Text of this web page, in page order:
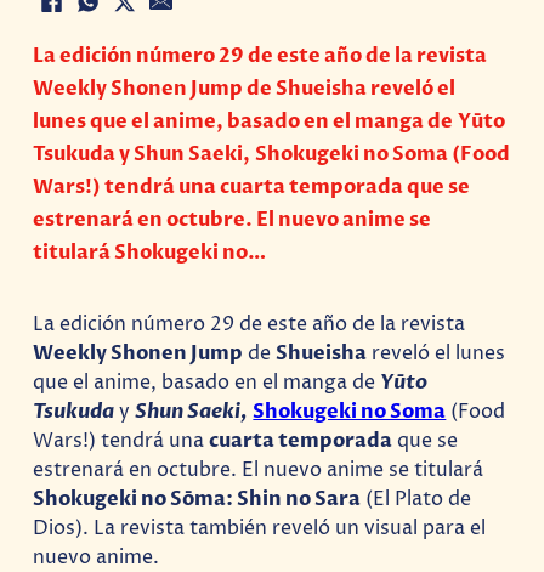
La edición número 29 de este año de la revista
Weekly Shonen Jump de Shueisha reveló el
lunes que el anime, basado en el manga de Yūto
Tsukuda y Shun Saeki, Shokugeki no Soma (Food
Wars!) tendrá una cuarta temporada que se
estrenará en octubre. El nuevo anime se
titulará Shokugeki no…
La edición número 29 de este año de la revista
Weekly Shonen Jump deShueisha reveló el lunes
que el anime, basado en el manga de Yūto
TsukudayShun Saeki,Shokugeki no Soma (Food
Wars!) tendrá unacuarta temporadaque se
estrenará en octubre. El nuevo anime se titulará
Shokugeki no Sōma: Shin no Sara (El Plato de
Dios). La revista también reveló un visual para el
nuevo anime.